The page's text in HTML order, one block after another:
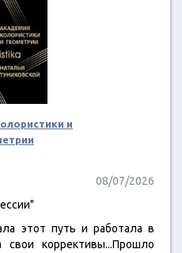
и
08/07/2026
этот путь и работала в
коррективы...Прошло